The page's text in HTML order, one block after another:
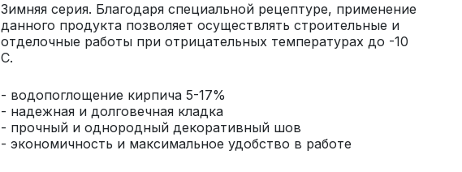
Зимняя серия. Благодаря специальной рецептуре, применение
данного продукта позволяет осуществлять строительные и
отделочные работы при отрицательных температурах до -10
С.
- водопоглощение кирпича 5-17%
- надежная и долговечная кладка
- прочный и однородный декоративный шов
- экономичность и максимальное удобство в работе